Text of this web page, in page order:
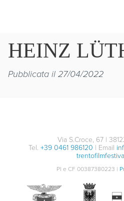
HEINZ
Pubblicata il 27/04/2022
Via S.Croce, 67 |
Tel. +39 0461 986120 | Email
PI e CF 00387380223 |